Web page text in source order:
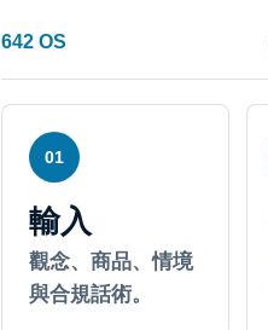
642 OS
01
輸入
觀念、商品、情境
與合規話術。